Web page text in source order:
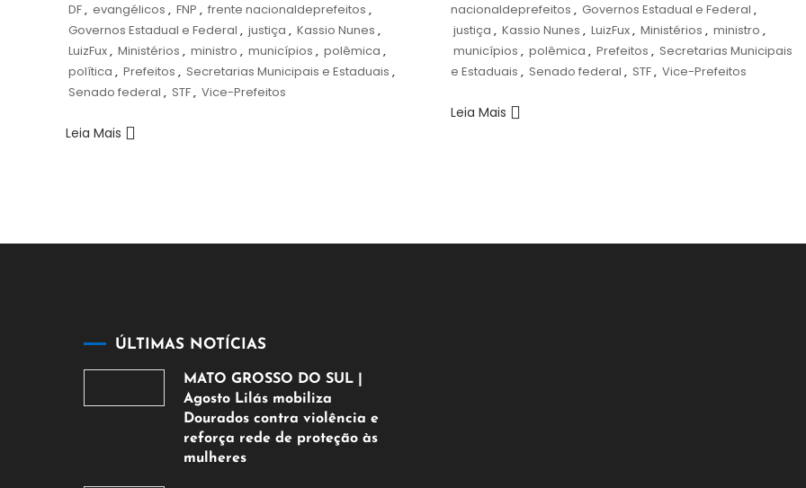
DF, evangélicos , FNP , frente nacionaldeprefeitos ,
Governos Estadual e Federal , justiça , Kassio Nunes ,
LuizFux, Ministérios , ministro , municípios , polêmica ,
política , Prefeitos , Secretarias Municipais e Estaduais ,
Senado federal , STF, Vice-Prefeitos
Leia Mais
nacionaldeprefeitos , Governos Estadual e Federal ,
justiça , Kassio Nunes , LuizFux, Ministérios , ministro ,
municípios , polêmica , Prefeitos , Secretarias Municipais
e Estaduais , Senado federal , STF, Vice-Prefeitos
Leia Mais
ÚLTIMAS NOTÍCIAS
MATO GROSSO DO SUL |
Agosto Lilás mobiliza
Dourados contra violência e
reforça rede de proteção às
mulheres